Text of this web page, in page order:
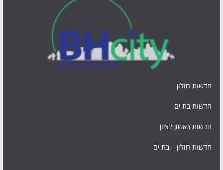
חדשות חולון
חדשות בת ים
חדשות ראשון לציון
חדשות חולון – בת ים